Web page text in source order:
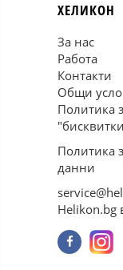
ХЕЛИКОН
За нас
Работа
Контакти
Общи
Политика
Политика
данни
Helikon.bg